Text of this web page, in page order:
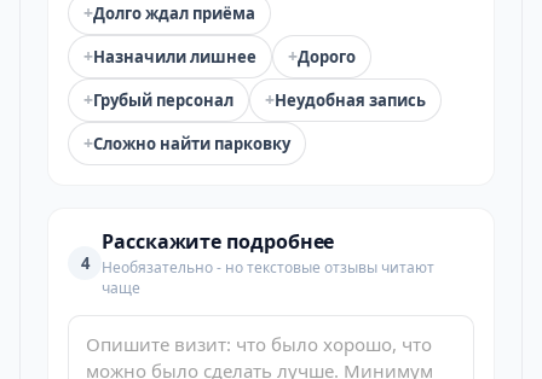
+Долго ждал приёма
+Назначили лишнее +Дорого
+Грубый персонал +Неудобная запись
+Сложно найти парковку
4
Расскажите подробнее
Необязательно - но текстовые отзывы читают
чаще